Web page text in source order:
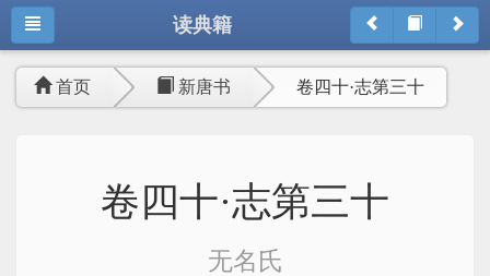
读典籍
首页 新唐书 卷四十·志第三十
卷四十·志第三十
无名氏